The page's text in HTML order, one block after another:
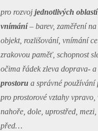
pro rozvojjednotlivých
vnímání– barev, zaměření
objekt, rozlišování, vnímání
zrakovou paměť, schopnost
očima řádek zleva doprava-
prostoru a správné používání
pro prostorové vztahy vpravo,
nahoře, dole, uprostřed,
před…